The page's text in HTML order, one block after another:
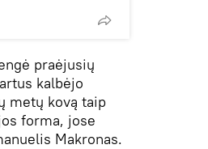
praėjusių
kalbėjo
metų kovą taip
forma, jose
Makronas.